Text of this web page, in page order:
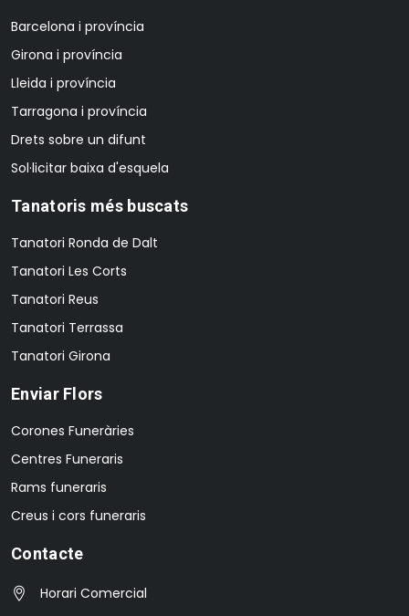
Barcelona i província
Girona i província
Lleida i província
Tarragona i província
Drets sobre un difunt
Sol·licitar baixa d'esquela
Tanatoris més buscats
Tanatori Ronda de Dalt
Tanatori Les Corts
Tanatori Reus
Tanatori Terrassa
Tanatori Girona
Enviar Flors
Corones Funeràries
Centres Funeraris
Rams funeraris
Creus i cors funeraris
Contacte
Horari Comercial